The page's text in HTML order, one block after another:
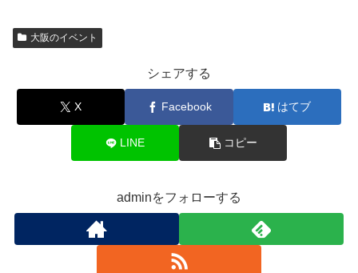
大阪のイベント
シェアする
X Facebook はてブ
LINE コピー
adminをフォローする